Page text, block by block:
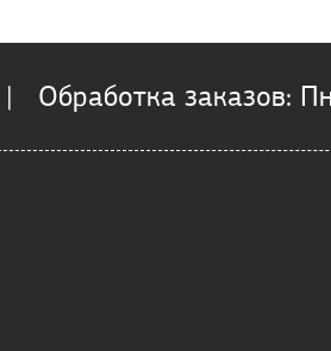
Обработка заказов: